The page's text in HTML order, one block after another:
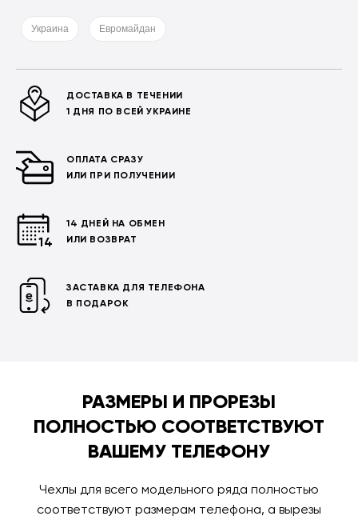
Украина Евромайдан
ДОСТАВКА В ТЕЧЕНИИ
1 ДНЯ ПО ВСЕЙ УКРАИНЕ
ОПЛАТА СРАЗУ
ИЛИ ПРИ ПОЛУЧЕНИИ
14 ДНЕЙ НА ОБМЕН
ИЛИ ВОЗВРАТ
ЗАСТАВКА ДЛЯ ТЕЛЕФОНА
В ПОДАРОК
РАЗМЕРЫ И ПРОРЕЗЫ
ПОЛНОСТЬЮ СООТВЕТСТВУЮТ
ВАШЕМУ ТЕЛЕФОНУ
Чехлы для всего модельного ряда полностью
соответствуют размерам телефона, а вырезы